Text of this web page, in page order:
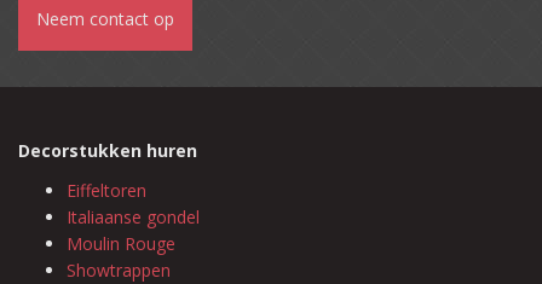
Neem contact op
Decorstukken huren
Eiffeltoren
Italiaanse gondel
Moulin Rouge
Showtrappen